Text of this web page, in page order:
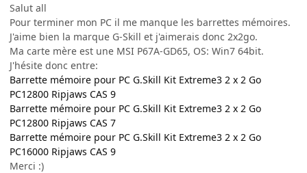
Salut all
Pour terminer mon PC il me manque les barrettes mémoires.
J'aime bien la marque G-Skill et j'aimerais donc 2x2go.
Ma carte mère est une MSI P67A-GD65, OS: Win7 64bit.
J'hésite donc entre:
Barrette mémoire pour PC G.Skill Kit Extreme3 2 x 2 Go
PC12800 Ripjaws CAS 9
Barrette mémoire pour PC G.Skill Kit Extreme3 2 x 2 Go
PC12800 Ripjaws CAS 7
Barrette mémoire pour PC G.Skill Kit Extreme3 2 x 2 Go
PC16000 Ripjaws CAS 9
Merci :)